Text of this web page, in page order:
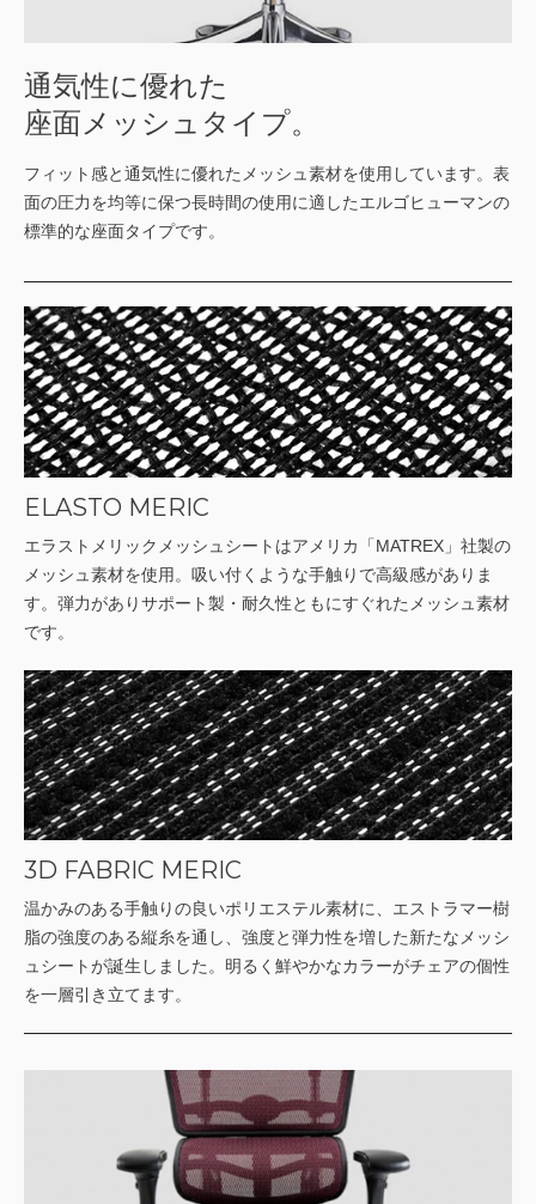
通気性に優れた
座面メッシュタイプ。
フィット感と通気性に優れたメッシュ素材を使用しています。表
面の圧力を均等に保つ長時間の使用に適したエルゴヒューマンの
標準的な座面タイプです。
ELASTO MERIC
エラストメリックメッシュシートはアメリカ「MATREX」社製の
メッシュ素材を使用。吸い付くような手触りで高級感がありま
す。弾力がありサポート製・耐久性ともにすぐれたメッシュ素材
です。
3D FABRIC MERIC
温かみのある手触りの良いポリエステル素材に、エストラマー樹
脂の強度のある縦糸を通し、強度と弾力性を増した新たなメッシ
ュシートが誕生しました。明るく鮮やかなカラーがチェアの個性
を一層引き立てます。